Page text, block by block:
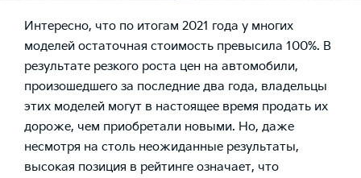
Интересно, что по итогам 2021 года у многих
моделей остаточная стоимость превысила 100%. В
результате резкого роста цен на автомобили,
произошедшего за последние два года, владельцы
этих моделей могут в настоящее время продать их
дороже, чем приобретали новыми. Но, даже
несмотря на столь неожиданные результаты,
высокая позиция в рейтинге означает, что